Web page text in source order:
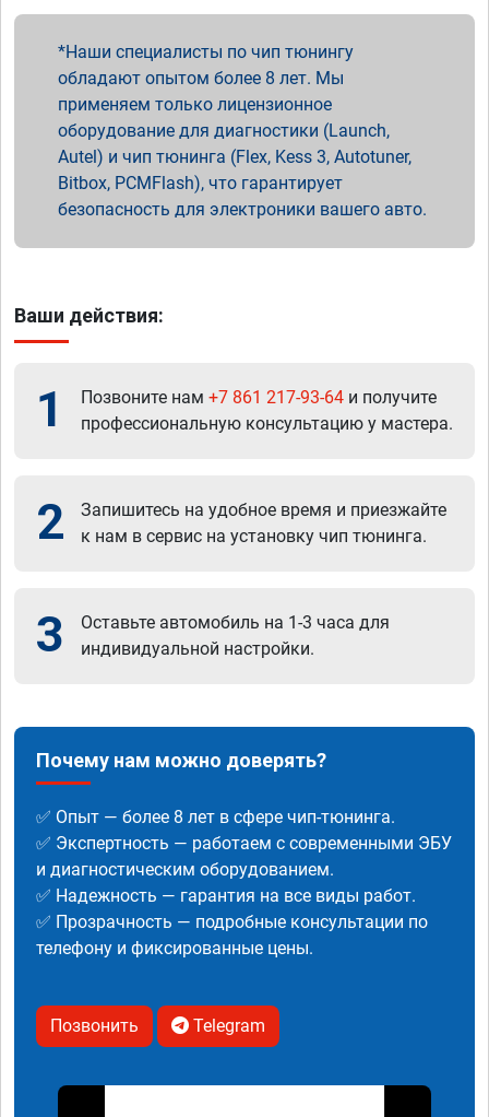
Наши специалисты по чип тюнингу
обладают опытом более 8 лет. Мы
применяем только лицензионное
оборудование для диагностики (Launch,
Autel) и чип тюнинга (Flex, Kess 3, Autotuner,
Bitbox, PCMFlash), что гарантирует
безопасность для электроники вашего авто.
Ваши действия:
1 Позвоните нам +7 861 217-93-64 и получите
профессиональную консультацию у мастера.
2
Запишитесь на удобное время и приезжайте
к нам в сервис на установку чип тюнинга.
3
Оставьте автомобиль на 1-3 часа для
индивидуальной настройки.
Почему нам можно доверять?
✅ Опыт — более 8 лет в сфере чип-тюнинга.
✅ Экспертность — работаем с современными ЭБУ
и диагностическим оборудованием.
✅ Надежность — гарантия на все виды работ.
✅ Прозрачность — подробные консультации по
телефону и фиксированные цены.
Позвонить Telegram